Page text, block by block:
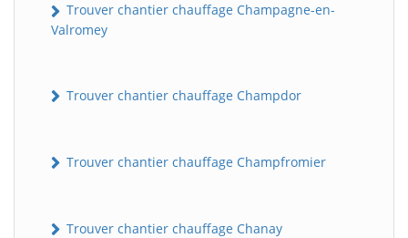
Trouver chantier chauffage Champagne-en-
Valromey
Trouver chantier chauffage Champdor
Trouver chantier chauffage Champfromier
Trouver chantier chauffage Chanay